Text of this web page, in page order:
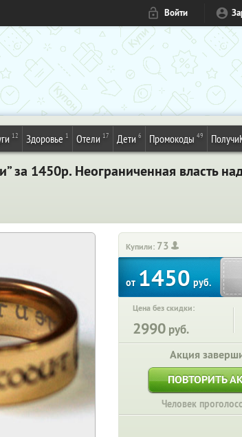
Войти
12 Здоровье 1 Отели 17 Дети 6 Промокоды 49
за 1450р. Неограниченная власть
Купили: 73
от 1450 руб.
Цена без скидки:
2990 руб.
Акция
ПОВТОРИТЬ
Человек